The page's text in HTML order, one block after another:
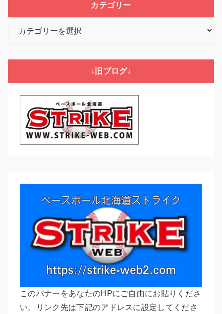
カテゴリー
↓旧ブログ↓
このバナーをあなたのHPにご自由にお貼りくださ
い。リンク先は下記のアドレスに設定してくださ